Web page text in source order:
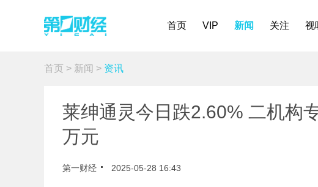
首页 VIP 新闻 关注 视
首页 > 新闻 > 资讯
莱绅通灵今日跌2.60% 二机构
万元
第一财经 2025-05-28 16:43